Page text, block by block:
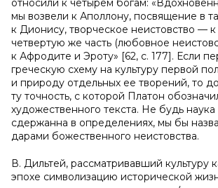
относили к четырем богам:
мы возвели к Аполлону, посвящение в
к Дионису, творческое неистовство —
четвертую же часть (любовное
к Афродите и Эроту» [62, c. 177]. Если
греческую схему на культуру первой
и природу отдельных ее творений, то
ту точность, с которой Платон
художественного текста. Не будь наука
сдержанна в определениях, мы бы
дарами божественного неистовства.
В. Дильтей, рассматривавший культуру
эпохе символизацию исторической